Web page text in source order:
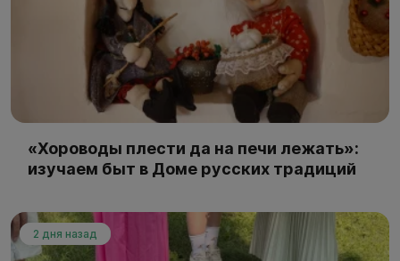
«Хороводы плести да на печи лежать»:
изучаем быт в Доме русских традиций
2 дня назад